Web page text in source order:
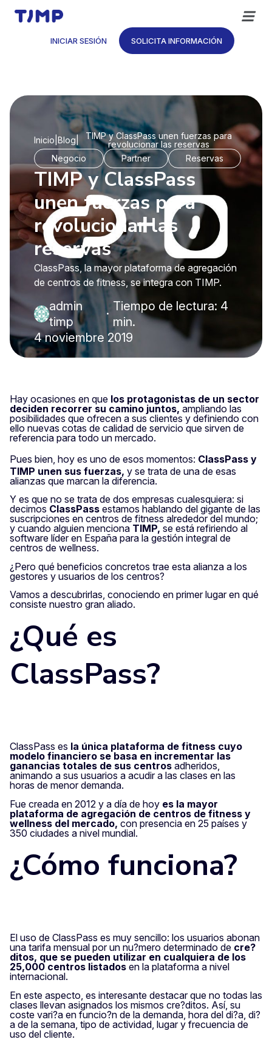
contenido
INICIAR SESIÓN SOLICITA INFORMACIÓN
Inicio Blog
TIMP y ClassPass unen fuerzas para
revolucionar las reservas
Negocio
Partner Reservas
TIMP y ClassPass
unen fuerzas para
revolucionar las
reservas
ClassPass, la mayor plataforma de agregación
de centros de fitness, se integra con TIMP.
admin
timp
·
Tiempo de lectura: 4
min.
4 noviembre 2019
Hay ocasiones en que los protagonistas de un sector
deciden recorrer su camino juntos, ampliando las
posibilidades que ofrecen a sus clientes y definiendo con
ello nuevas cotas de calidad de servicio que sirven de
referencia para todo un mercado.
Pues bien, hoy es uno de esos momentos: ClassPass y
TIMP unen sus fuerzas, y se trata de una de esas
alianzas que marcan la diferencia.
Y es que no se trata de dos empresas cualesquiera: si
decimos ClassPass estamos hablando del gigante de las
suscripciones en centros de fitness alrededor del mundo;
y cuando alguien menciona TIMP, se está refiriendo al
software líder en España para la gestión integral de
centros de wellness.
¿Pero qué beneficios concretos trae esta alianza a los
gestores y usuarios de los centros?
Vamos a descubrirlas, conociendo en primer lugar en qué
consiste nuestro gran aliado.
¿Qué es
ClassPass?
ClassPass es la única plataforma de fitness cuyo
modelo financiero se basa en incrementar las
ganancias totales de sus centros adheridos,
animando a sus usuarios a acudir a las clases en las
horas de menor demanda.
Fue creada en 2012 y a día de hoy es la mayor
plataforma de agregación de centros de fitness y
wellness del mercado, con presencia en 25 países y
350 ciudades a nivel mundial.
¿Cómo funciona?
El uso de ClassPass es muy sencillo: los usuarios abonan
una tarifa mensual por un nu?mero determinado de cre?
ditos, que se pueden utilizar en cualquiera de los
25,000 centros listados en la plataforma a nivel
internacional.
En este aspecto, es interesante destacar que no todas las
clases llevan asignados los mismos cre?ditos. Así, su
coste vari?a en funcio?n de la demanda, hora del di?a, di?
a de la semana, tipo de actividad, lugar y frecuencia de
uso del cliente.